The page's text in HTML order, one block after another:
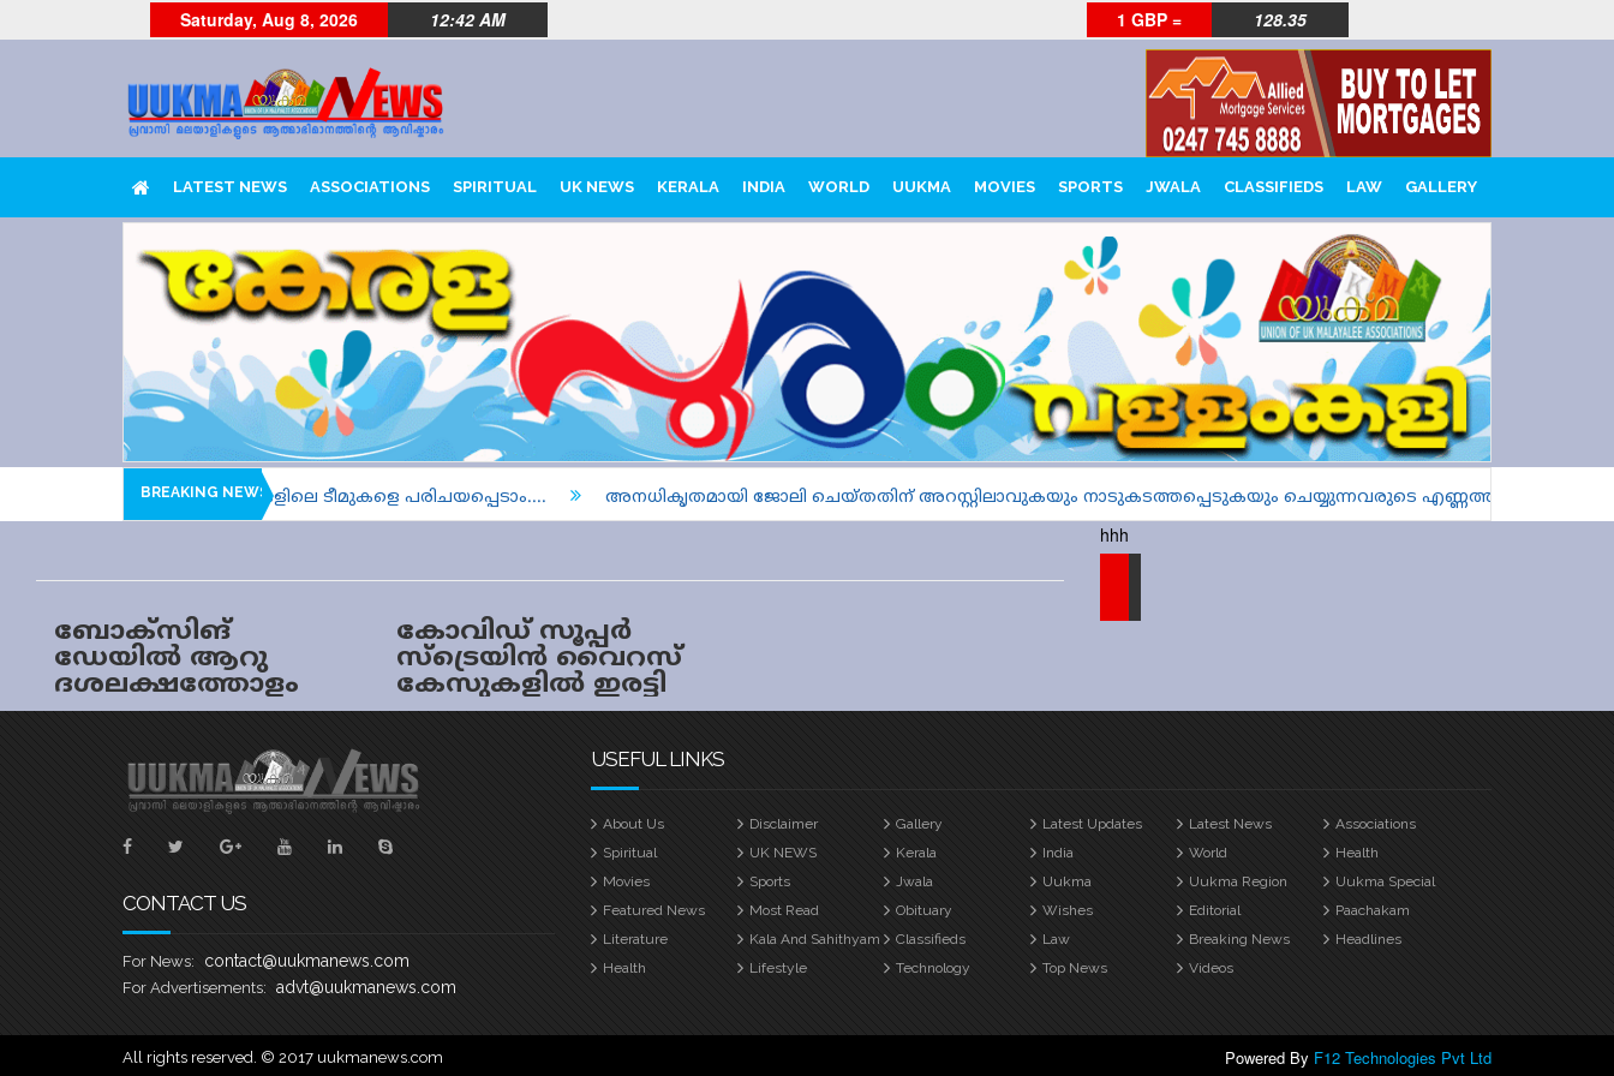
Saturday, Aug 8, 2026 12:42 AM 1 GBP = 128.35
LATEST NEWS ASSOCIATIONS SPIRITUAL UK NEWS KERALA INDIA WORLD UUKMA MOVIES SPORTS JWALA CLASSIFIEDS LAW GALLERY
BREAKING NEWS
മൂന്ന്, നാല് ഹീറ്റ്സുകളിലെ ടീമുകളെ പരിചയപ്പെടാം.... അനധികൃതമായി ജോലി ചെയ്തതിന് അറസ്റ്റിലാവുകയും നാടുകടത്തപ്പെടുകയും ചെയ്യുന്നവരുടെ എണ്ണത്തിൽ വൻ
ബോക്സിങ്
ഡേയിൽ ആറു
ദശലക്ഷത്തോളം
ജനങ്ങൾ ടയർ
കോവിഡ് സൂപ്പർ
സ്‌ട്രെയിൻ വൈറസ്
കേസുകളിൽ ഇരട്ടി
വർദ്ധനവ്;
മുതൽ സൗത്ത്
വെസ്റ്റും
മിഡ്‌ലാൻഡും
നോർത്തും ഉൾപ്പെടെ
ലോക്ക്ഡൗണിലേ
ക്കെന്ന് സൂചന
hhh
CONTACT US
For News: contact@uukmanews.com
For Advertisements: advt@uukmanews.com
USEFUL LINKS
About Us Disclaimer Gallery Latest Updates Latest News
Associations
Spiritual
UK NEWS Kerala India World
Health
Movies
Sports Jwala Uukma Uukma Region
Uukma Special
Featured News
Most Read Obituary Wishes Editorial
Paachakam
Literature
Kala And Sahithyam Classifieds Law Breaking News
Headlines
Health
Lifestyle Technology Top News Videos
All rights reserved. © 2017 uukmanews.com Powered By F12 Technologies Pvt Ltd